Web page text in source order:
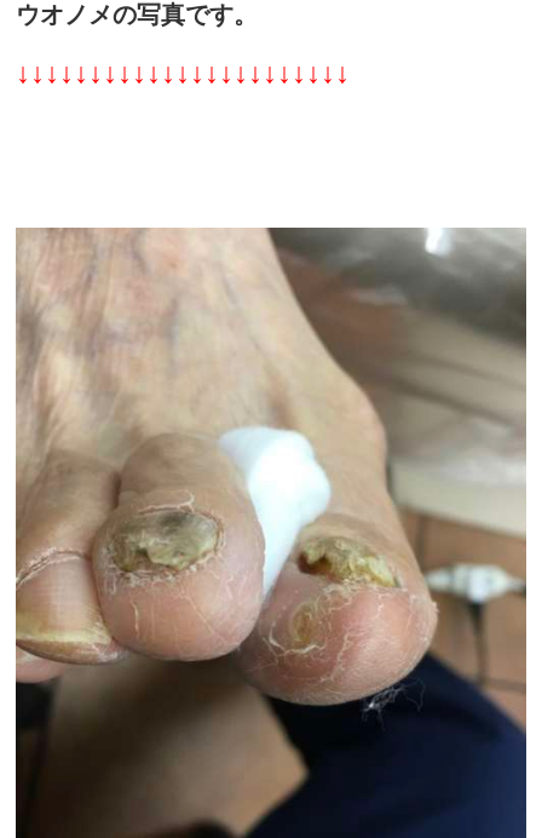
ウオノメの写真です。
↓↓↓↓↓↓↓↓↓↓↓↓↓↓↓↓↓↓↓↓↓↓↓